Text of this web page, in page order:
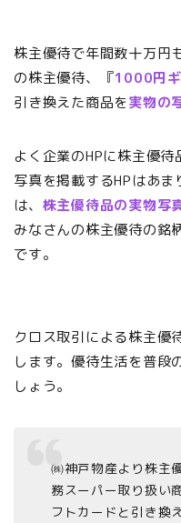
株主優待で年間数十万円
の株主優待、『1000円
引き換えた商品を実物の
よく企業のHPに株主優
写真を掲載するHPはあま
は、 株主優待品の実物写
みなさんの株主優待の銘
です。
クロス取引による株主優
します。優待生活を普段
しょう。
㈱神戸物産より株主
務スーパー取り扱い
フトカードと引き換